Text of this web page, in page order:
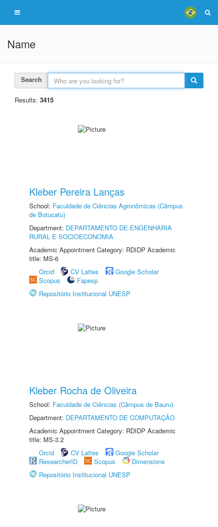
Name
Search
Results: 3415
Kleber Pereira Lanças
School: Faculdade de Ciências Agronômicas (Câmpus
de Botucatu)
Department: DEPARTAMENTO DE ENGENHARIA
RURAL E SOCIOECONOMIA
Academic Appointment Category: RDIDP Academic
title: MS-6
Orcid
CV Lattes
Google Scholar
Scopus
Fapesp
Repositório Institucional UNESP
Kleber Rocha de Oliveira
School: Faculdade de Ciências (Câmpus de Bauru)
Department: DEPARTAMENTO DE COMPUTAÇÃO
Academic Appointment Category: RDIDP Academic
title: MS-3.2
Orcid
CV Lattes
Google Scholar
ResearcherID
Scopus
Dimensions
Repositório Institucional UNESP